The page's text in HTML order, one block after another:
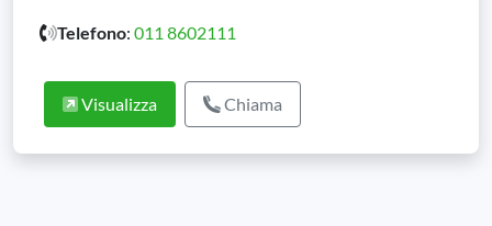
Telefono: 011 8602111
Visualizza Chiama